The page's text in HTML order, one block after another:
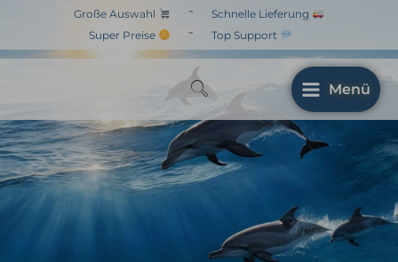
springen
Große Auswahl
Super Preise
-
-
Schnelle Lieferung
Top Support
Menü
Ingwer 300mg mit
Vitamin E (fairvital)